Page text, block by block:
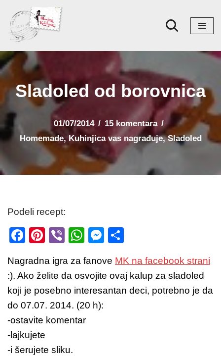
Skoči
na
sadržaj
Sladoled od borovnica
01/07/2014
15 komentara
Homemade, Kuhinjica vas nagrađuje,Sladoled
Podeli recept:
F
c
e
b
o
o
k
Pi
er
e
st
Vi
er
W
at
s
A
p
M
ss
e
n
ar
e
Nagradna igra za fanove MK na facebook strani
:). Ako želite da osvojite ovaj kalup za sladoled
koji je posebno interesantan deci, potrebno je da
do 07.07. 2014. (20 h):
-ostavite komentar
-lajkujete
-i šerujete sliku.